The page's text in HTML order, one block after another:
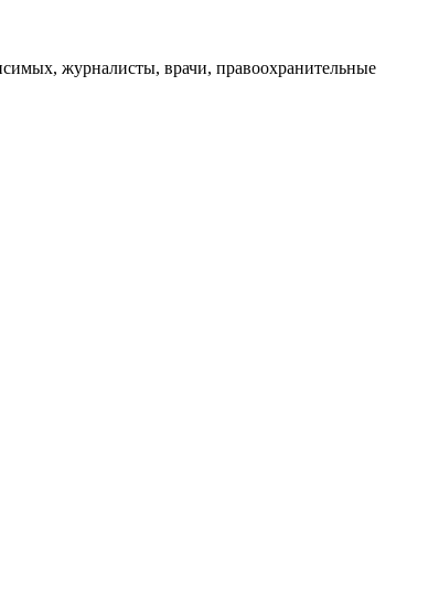
журналисты, врачи, правоохранительные